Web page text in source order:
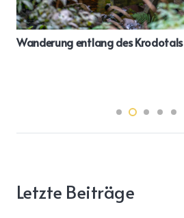
Wanderung entlang des Krodotals
Letzte Beiträge